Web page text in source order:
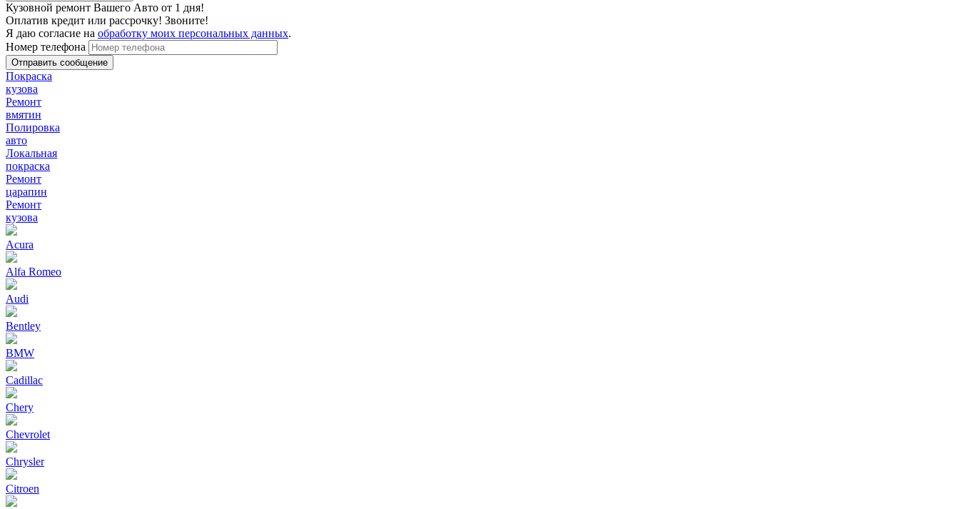
Кузовной ремонт Вашего Авто от 1 дня!
Оплатив кредит или рассрочку! Звоните!
Я даю согласие на обработку моих персональных данных.
Номер телефона
Покраска
кузова
Ремонт
вмятин
Полировка
авто
Локальная
покраска
Ремонт
царапин
Ремонт
кузова
Acura
Alfa Romeo
Audi
Bentley
BMW
Cadillac
Chery
Chevrolet
Chrysler
Citroen